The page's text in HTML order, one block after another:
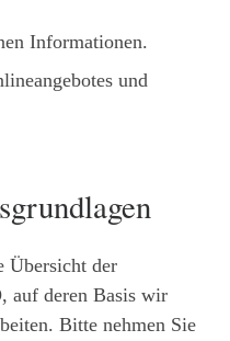
Informationen.
und
Übersicht der
auf deren Basis wir
Bitte nehmen Sie